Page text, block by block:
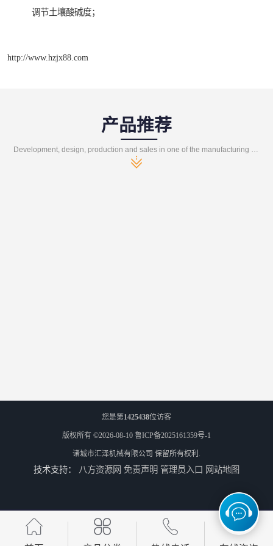
调节土壤酸碱度；
http://www.hzjx88.com
产品推荐
Development, design, production and sales in one of the manufacturing enterprises
您是第1425438位访客
版权所有 ©2026-08-10 鲁ICP备2025161359号-1
诸城市汇泽机械有限公司 保留所有权利.
技术支持： 八方资源网 免责声明 管理员入口 网站地图